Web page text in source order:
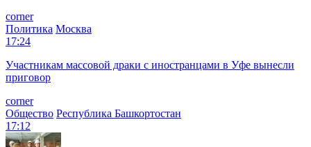
corner
Политика Москва
17:24
Участникам массовой драки с иностранцами в Уфе вынесли
приговор
corner
Общество Республика Башкортостан
17:12